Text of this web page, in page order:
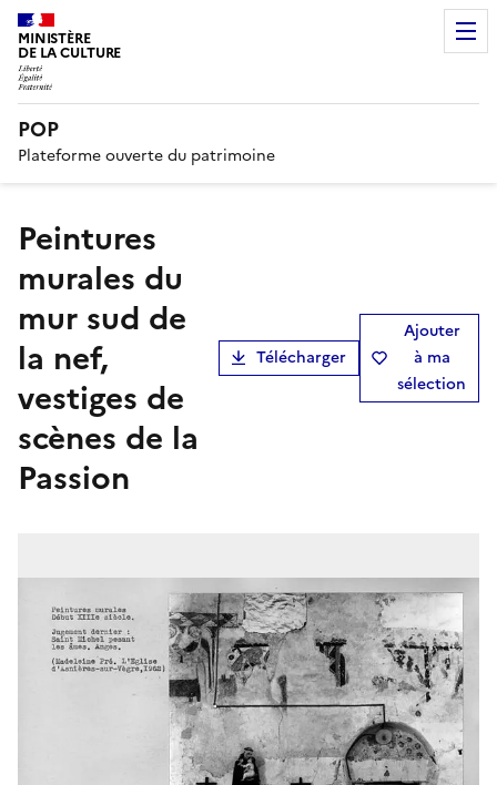
MINISTÈRE
DE LA CULTURE
POP
Plateforme ouverte du patrimoine
Peintures
murales du
mur sud de
la nef,
vestiges de
scènes de la
Passion
Télécharger
Ajouter
à ma
sélection